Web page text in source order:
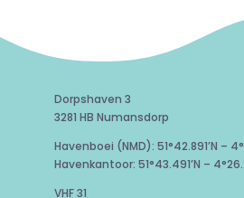
Dorpshaven 3
3281 HB Numansdorp
Havenboei (NMD): 51°42.891’N –
Havenkantoor: 51°43.491’N –
VHF 31